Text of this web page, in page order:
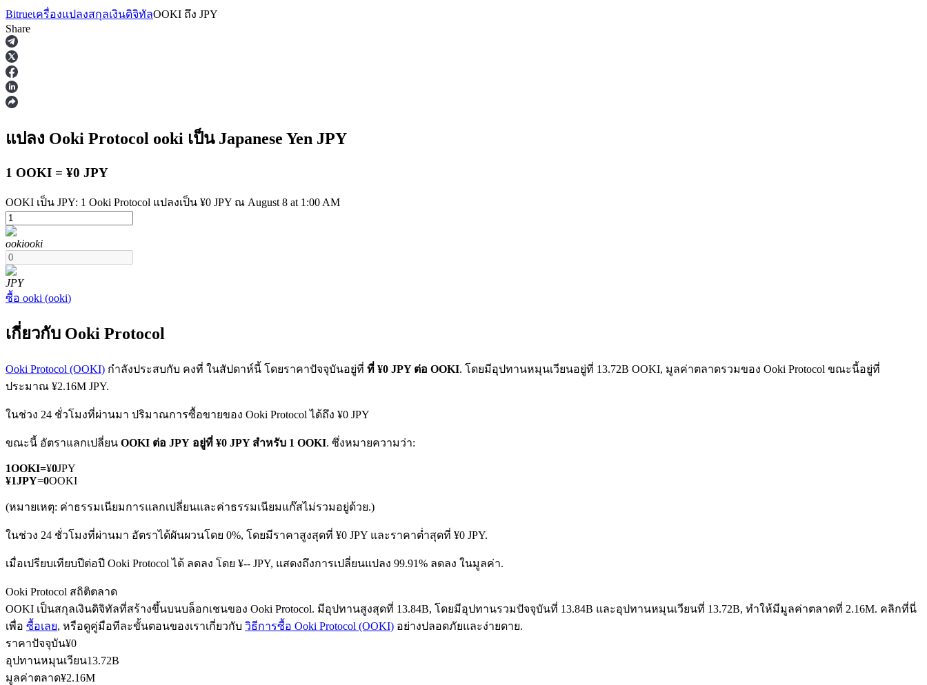
ฟิวเจอร์ส
ฟิวเจอร์ส USDT
ฟิวเจอร์ส COIN-M
ฟิวเจอร์สสกุลเงินดิจิทัล
TradFi
อนุพันธ์ของหุ้น ฟอเร็กซ์ โลหะมีค่า และสินค้าโภคภัณฑ์
ฟิวเจอร์ส USDC
Bitrueเครื่องแปลงสกุลเงินดิจิทัลOOKI ถึง JPY
Share
แปลง Ooki Protocol ooki เป็น Japanese Yen JPY
1 OOKI = ¥0 JPY
OOKI เป็น JPY: 1 Ooki Protocol แปลงเป็น ¥0 JPY ณ August 8 at 1:00 AM
ookiooki
JPY
ซื้อ ooki (ooki)
เกี่ยวกับ Ooki Protocol
Ooki Protocol (OOKI) กำลังประสบกับ คงที่ ในสัปดาห์นี้ โดยราคาปัจจุบันอยู่ที่ ที่ ¥0 JPY ต่อ OOKI. โดยมีอุปทานหมุนเวียนอยู่ที่ 13.72B OOKI, มูลค่าตลาดรวมของ Ooki Protocol ขณะนี้อยู่ที่
ประมาณ ¥2.16M JPY.
ในช่วง 24 ชั่วโมงที่ผ่านมา ปริมาณการซื้อขายของ Ooki Protocol ได้ถึง ¥0 JPY
ขณะนี้ อัตราแลกเปลี่ยน OOKI ต่อ JPY อยู่ที่ ¥0 JPY สำหรับ 1 OOKI. ซึ่งหมายความว่า:
1OOKI=¥0JPY
¥1JPY=0OOKI
(หมายเหตุ: ค่าธรรมเนียมการแลกเปลี่ยนและค่าธรรมเนียมแก๊สไม่รวมอยู่ด้วย.)
ในช่วง 24 ชั่วโมงที่ผ่านมา อัตราได้ผันผวนโดย 0%, โดยมีราคาสูงสุดที่ ¥0 JPY และราคาต่ำสุดที่ ¥0 JPY.
เมื่อเปรียบเทียบปีต่อปี Ooki Protocol ได้ ลดลง โดย ¥-- JPY, แสดงถึงการเปลี่ยนแปลง 99.91% ลดลง ในมูลค่า.
Ooki Protocol สถิติตลาด
OOKI เป็นสกุลเงินดิจิทัลที่สร้างขึ้นบนบล็อกเชนของ Ooki Protocol. มีอุปทานสูงสุดที่ 13.84B, โดยมีอุปทานรวมปัจจุบันที่ 13.84B และอุปทานหมุนเวียนที่ 13.72B, ทำให้มีมูลค่าตลาดที่ 2.16M. คลิกที่นี่
เพื่อ ซื้อเลย, หรือดูคู่มือทีละขั้นตอนของเราเกี่ยวกับ วิธีการซื้อ Ooki Protocol (OOKI) อย่างปลอดภัยและง่ายดาย.
ราคาปัจจุบัน¥0
อุปทานหมุนเวียน13.72B
มูลค่าตลาด¥2.16M